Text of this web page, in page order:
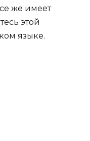
же имеет
этой
языке.